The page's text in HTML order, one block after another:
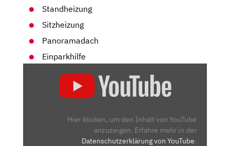
Standheizung
Sitzheizung
Panoramadach
Einparkhilfe
TOURING:
Hier klicken, um den Inhalt von YouTube
anzuzeigen. Erfahre mehr in der
Datenschutzerklärung von YouTube.